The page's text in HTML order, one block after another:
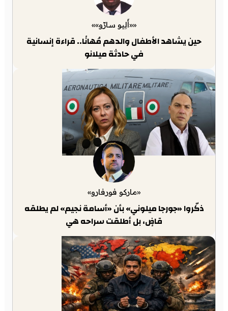
««أَلِيو سارّو»»
حين يشاهد الأطفال والدهم مُهانًا.. قراءة إنسانية
في حادثة ميلانو
«ماركو فورفارو»
ذكّروا «جورجا ميلوني» بأن «أسامة نجيم» لم يطلقه
قاضٍ، بل أطلقت سراحه هي